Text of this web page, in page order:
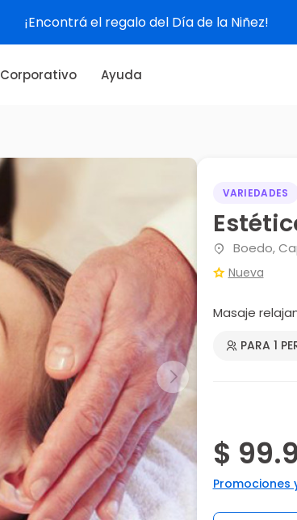
¡Encontrá el regalo del Día de la Niñez!
Corporativo Ayuda
VARIEDADES
Boedo,
Nueva
Masaje
PARA 1
$
Promociones